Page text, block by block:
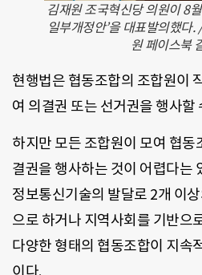
김재원 조국혁신당 의원이 8
일부개정안’을 대표발의했다
원 페이스북
현행법은 협동조합의 조합원이
여 의결권 또는 선거권을 행사할
하지만 모든 조합원이 모여 협동
결권을 행사하는 것이 어렵다는
정보통신기술의 발달로 2개 이
으로 하거나 지역사회를 기반으
다양한 형태의 협동조합이 지속